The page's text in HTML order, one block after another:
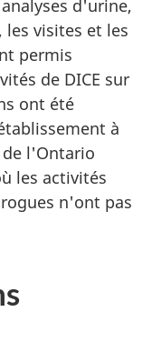
d'urine,
visites et les
permis
de DICE sur
ont été
à
l'Ontario
les activités
n'ont pas